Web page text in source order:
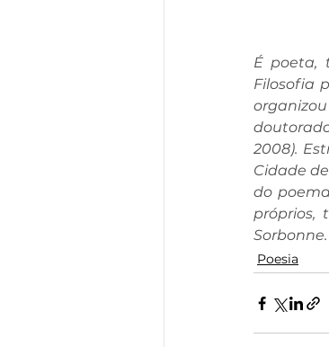
É poeta,
Filosofia
2008).
Cidade
do
próprios,
Sorbonne.
Poesia